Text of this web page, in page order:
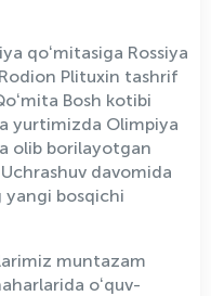
qoʻmitasiga Rossiya
Plituxin tashrif
Bosh kotibi
yurtimizda Olimpiya
olib borilayotgan
davomida
yangi bosqichi
muntazam
oʻquv-